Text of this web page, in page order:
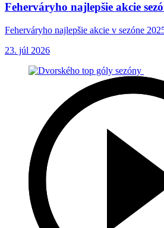
Feherváryho najlepšie akcie
Feherváryho najlepšie akcie v sezóne
23. júl 2026